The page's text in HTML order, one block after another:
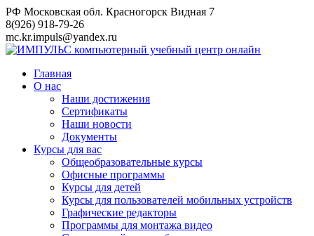
Перейти
к
контенту
РФ Московская обл. Красногорск Видная 7
8(926) 918-79-26
mc.kr.impuls@yandex.ru
Главная
О нас
Наши достижения
Сертификаты
Наши новости
Документы
Курсы для вас
Общеобразовательные курсы
Офисные программы
Курсы для детей
Курсы для пользователей мобильных устройств
Графические редакторы
Программы для монтажа видео